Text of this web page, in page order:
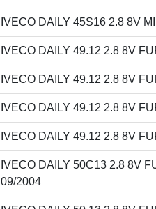
IVECO DAILY 45S16 2.8 8V
IVECO DAILY 49.12 2.8 8V
IVECO DAILY 49.12 2.8 8V
IVECO DAILY 49.12 2.8 8V
IVECO DAILY 49.12 2.8 8V
IVECO DAILY 50C13 2.8 8V
09/2004